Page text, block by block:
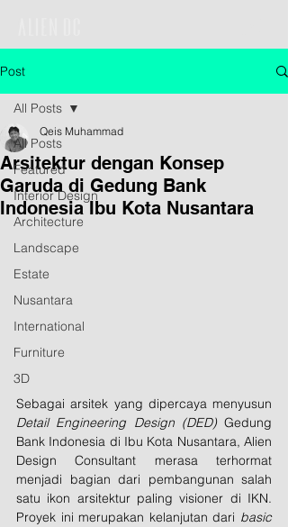
Post
All Posts
Featured
Interior Design
Architecture
Landscape
Estate
Nusantara
International
Furniture
3D
All Posts
Arsitektur dengan Konsep
Garuda di Gedung Bank
Indonesia Ibu Kota Nusantara
Qeis Muhammad
Detail Engineering Design (DED) Gedung
Bank Indonesia di Ibu Kota Nusantara, Alien
Design Consultant merasa terhormat
menjadi bagian dari pembangunan salah
satu ikon arsitektur paling visioner di IKN.
Proyek ini merupakan kelanjutan dari basic